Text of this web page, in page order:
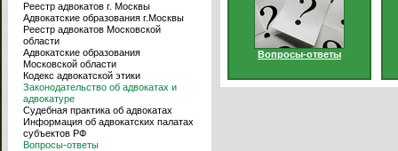
Реестр адвокатов г. Москвы
Адвокатские образования г.Москвы
Реестр адвокатов Московской
области
Адвокатские образования
Московской области
Кодекс адвокатской этики
Законодательство об адвокатах и
адвокатуре
Судебная практика об адвокатах
Информация об адвокатских палатах
субъектов РФ
Вопросы-ответы
Вопросы-ответы